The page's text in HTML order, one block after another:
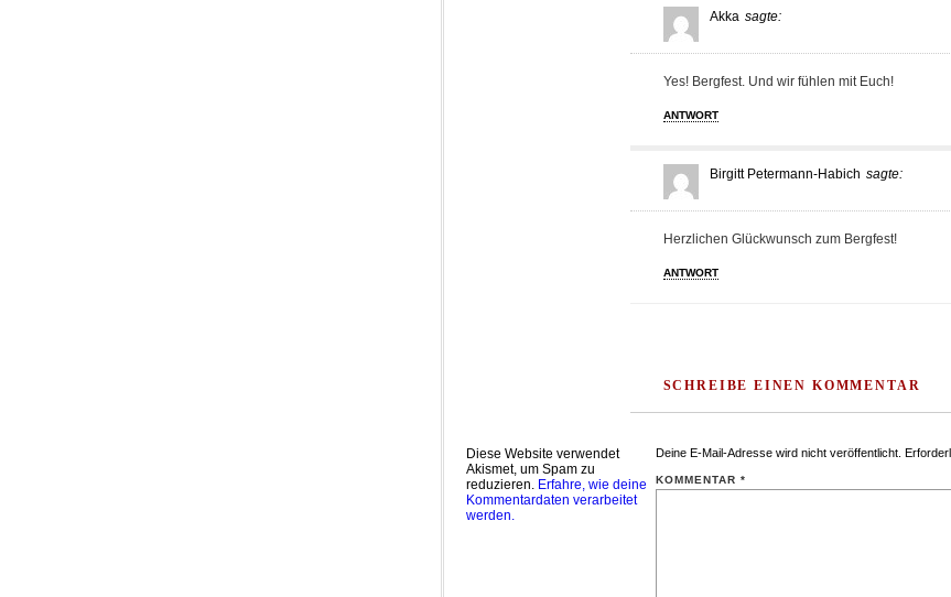
Akka sagte:
Yes! Bergfest. Und wir fühlen mit Euch!
ANTWORT
Birgitt Petermann-Habich sagte:
Herzlichen Glückwunsch zum Bergfest!
ANTWORT
SCHREIBE EINEN KOMMENTAR
Deine E-Mail-Adresse wird nicht veröffentlicht.
KOMMENTAR *
Diese Website verwendet
Akismet, um Spam zu
reduzieren. Erfahre, wie deine
Kommentardaten verarbeitet
werden.